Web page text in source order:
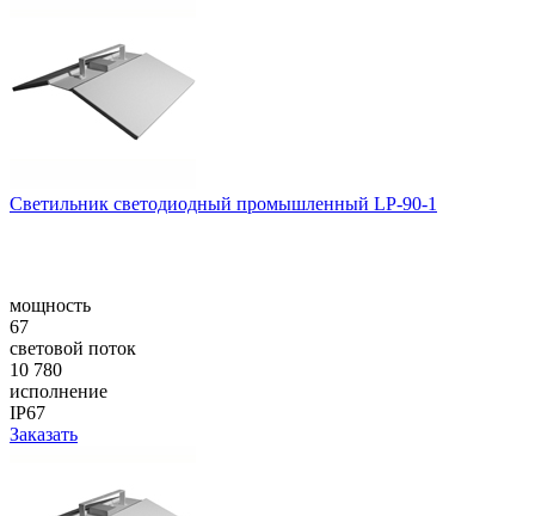
Светильник светодиодный промышленный LP-90-1
мощность
67
световой поток
10 780
исполнение
IP67
Заказать